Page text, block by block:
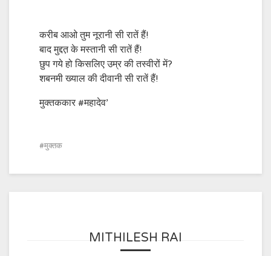
करीब आओ तुम नूरानी सी रातें हैं!
बाद मुद्दत़ के मस्तानी सी रातें हैं!
छुप गये हो किसलिए उम्र की तस्वीरों में?
शबनमी ख्याल की दीवानी सी रातें हैं!
मुक्तककार #महादेव’
मुक्तक
MITHILESH RAI